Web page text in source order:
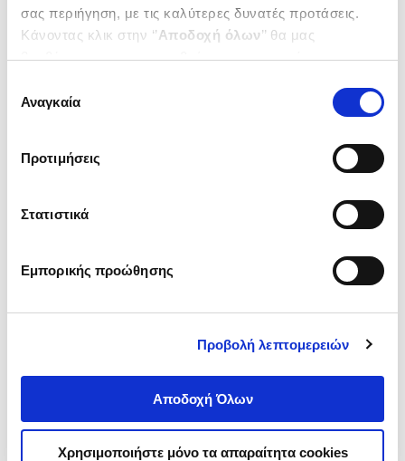
σας περιήγηση, με τις καλύτερες δυνατές προτάσεις.
Κάνοντας κλικ στην ‘’Αποδοχή όλων’’ θα μας
βοηθήσετε να ανταποκριθούμε στα παραπάνω.
ενδιαφέρουν και να επιλέξετε από τα παρακάτω με την
΄΄και να ενημερωθείτε σχετικά με
συγκατάθεσης
Αναγκαία
Προτιμήσεις
Στατιστικά
Εμπορικής προώθησης
Προβολή λεπτομερειών
Αποδοχή Όλων
Χρησιμοποιήστε μόνο τα απαραίτητα cookies